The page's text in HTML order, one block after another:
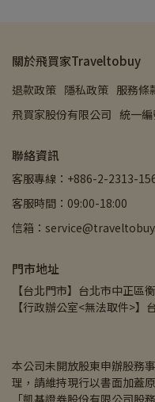
關於飛買家Traveltobuy
退款政策 隱私政策 服務條
飛買家股份有限公司 統一
聯絡資訊
客服專線：+886-2-2313-
客服時間：09:00-18:00
信箱：
門市地址
【台北門市】台北市中正區
【行政辦公室<無法取件>
本公司未開放股東申辦股務
理，請維持現行以書面加蓋
「凱基證券股份有限公司股